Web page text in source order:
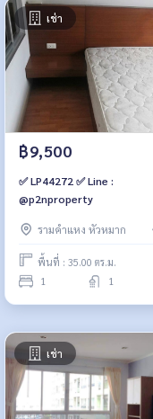
เช่า
฿9,500
✅ LP44272 ✅ Line :
@p2nproperty
รามคำแหง หัวหมาก
พื้นที่ : 35.00 ตร.ม.
1 1
เช่า